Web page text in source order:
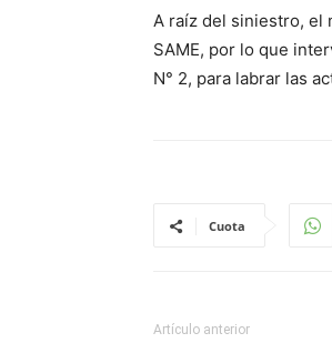
A raíz del siniestro, el
SAME, por lo que
N° 2, para labrar las
Cuota
Artículo anterior